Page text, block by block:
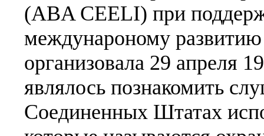
(ABA CEELI) при
междунароному
организовала 29 апреля
являлось познакомить
Соединенных Штатах